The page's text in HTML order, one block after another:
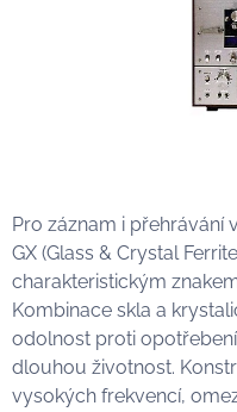
Pro záznam i přehrávání
GX (Glass & Crystal
charakteristickým
Kombinace skla a
odolnost proti
dlouhou životnost.
vysokých frekvencí,